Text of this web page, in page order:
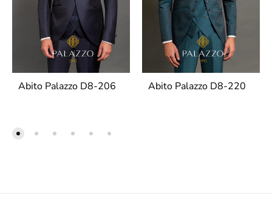
Abito Palazzo D8-206 Abito Palazzo D8-220